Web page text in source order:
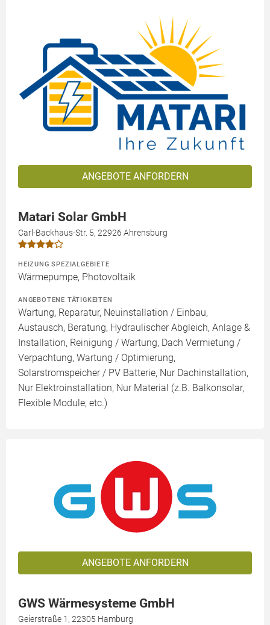
ANGEBOTE ANFORDERN
Matari Solar GmbH
Carl-Backhaus-Str. 5, 22926 Ahrensburg
HEIZUNG SPEZIALGEBIETE
Wärmepumpe, Photovoltaik
ANGEBOTENE TÄTIGKEITEN
Wartung, Reparatur, Neuinstallation / Einbau,
Austausch, Beratung, Hydraulischer Abgleich, Anlage &
Installation, Reinigung / Wartung, Dach Vermietung /
Verpachtung, Wartung / Optimierung,
Solarstromspeicher / PV Batterie, Nur Dachinstallation,
Nur Elektroinstallation, Nur Material (z.B. Balkonsolar,
Flexible Module, etc.)
ANGEBOTE ANFORDERN
GWS Wärmesysteme GmbH
Geierstraße 1, 22305 Hamburg